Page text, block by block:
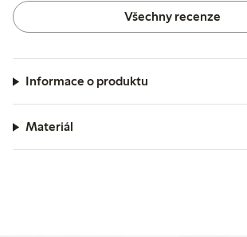
Všechny recenze
Informace o produktu
Materiál